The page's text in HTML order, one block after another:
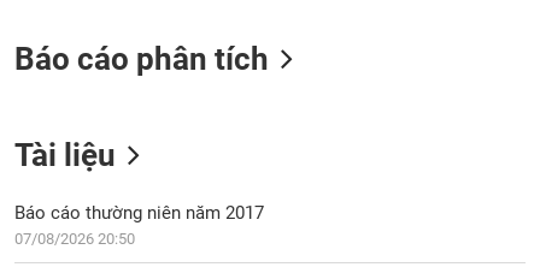
Báo cáo phân tích
Tài liệu
Báo cáo thường niên năm 2017
07/08/2026 20:50
Truyền
thông
chính